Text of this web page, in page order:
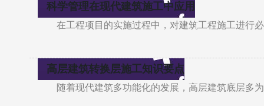
科学管理在现代建筑施工中应用
在工程项目的实施过程中，对建筑工程施工进行
高层建筑转换层施工知识要点
随着现代建筑多功能化的发展，高层建筑底层多